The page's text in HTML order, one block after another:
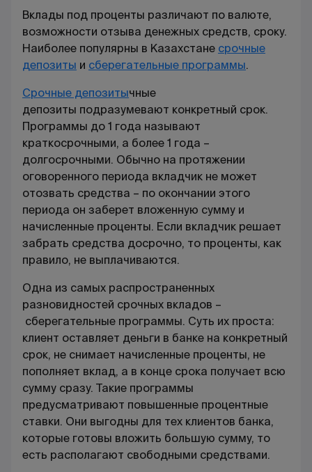
Вклады под проценты различают по валюте,
возможности отзыва денежных средств, сроку.
Наиболее популярны в Казахстане срочные
депозиты и сберегательные программы.
Срочные депозитычные
депозиты подразумевают конкретный срок.
Программы до 1 года называют
краткосрочными, а более 1 года –
долгосрочными. Обычно на протяжении
оговоренного периода вкладчик не может
отозвать средства – по окончании этого
периода он заберет вложенную сумму и
начисленные проценты. Если вкладчик решает
забрать средства досрочно, то проценты, как
правило, не выплачиваются.
Одна из самых распространенных
разновидностей срочных вкладов –
сберегательные программы. Суть их проста:
клиент оставляет деньги в банке на конкретный
срок, не снимает начисленные проценты, не
пополняет вклад, а в конце срока получает всю
сумму сразу. Такие программы
предусматривают повышенные процентные
ставки. Они выгодны для тех клиентов банка,
которые готовы вложить большую сумму, то
есть располагают свободными средствами.